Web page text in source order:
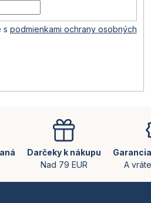
s podmienkami ochrany osobných
Darčeky k nákupu
Nad 79 EUR
A